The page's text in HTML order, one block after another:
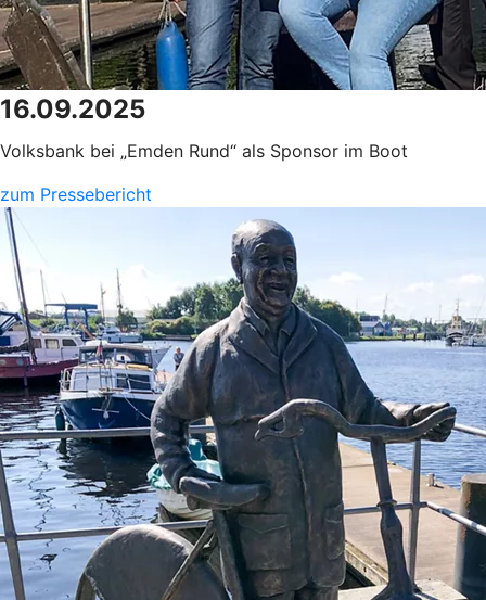
16.09.2025
Volksbank bei „Emden Rund“ als Sponsor im Boot
zum Pressebericht